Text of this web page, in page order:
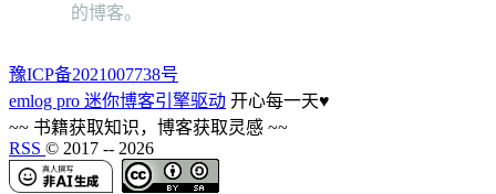
的博客。
豫ICP备2021007738号
emlog pro 迷你博客引擎驱动 开心每一天♥
~~ 书籍获取知识，博客获取灵感 ~~
RSS © 2017 -- 2026